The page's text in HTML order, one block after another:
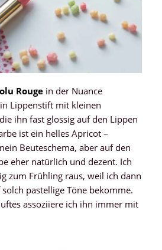
Rougein der Nuance
Lippenstift mit kleinen
ihn fast glossig auf den Lippen
ist ein helles Apricot –
Beuteschema, aber auf den
eher natürlich und dezent. Ich
zum Frühling raus, weil ich dann
pastellige Töne bekomme.
assoziiere ich ihn immer mit